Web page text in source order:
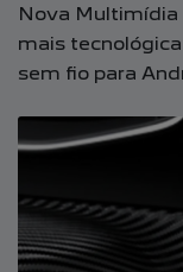
Nova Multimídia
mais
sem fio para